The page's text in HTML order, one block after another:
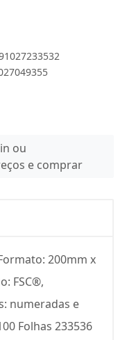
ou
e comprar
200mm x
FSC®,
numeradas e
Folhas 233536